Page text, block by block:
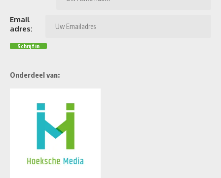
Email
adres:
Onderdeel van: